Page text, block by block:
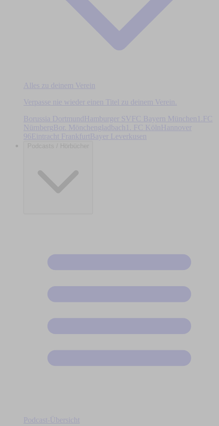
Alles zu deinem Verein
Verpasse nie wieder einen Titel zu deinem Verein.
Borussia DortmundHamburger SV FC Bayern München
1.FC
Nürnberg Bor. Mönchengladbach 1. FC Köln
Hannover
96Eintracht Frankfurt Bayer Leverkusen
Podcasts / Hörbücher
Podcast-Übersicht